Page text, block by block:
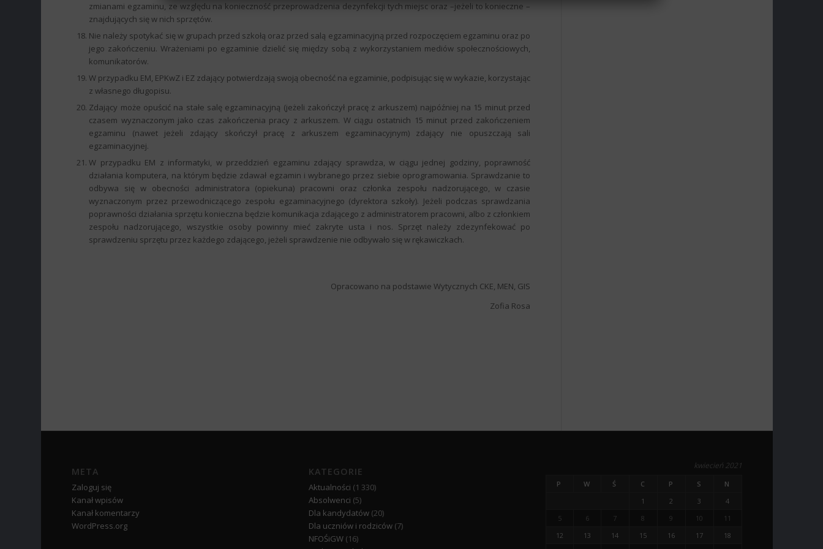
zmianami egzaminu, ze względu na konieczność przeprowadzenia dezynfekcji tych miejsc oraz –jeżeli to konieczne –
znajdujących się w nich sprzętów.
Nie należy spotykać się w grupach przed szkołą oraz przed salą egzaminacyjną przed rozpoczęciem egzaminu oraz po
jego zakończeniu. Wrażeniami po egzaminie dzielić się między sobą z wykorzystaniem mediów społecznościowych,
komunikatorów.
W przypadku EM, EPKwZ i EZ zdający potwierdzają swoją obecność na egzaminie, podpisując się w wykazie, korzystając
z własnego długopisu.
Zdający może opuścić na stałe salę egzaminacyjną (jeżeli zakończył pracę z arkuszem) najpóźniej na 15 minut przed
czasem wyznaczonym jako czas zakończenia pracy z arkuszem. W ciągu ostatnich 15 minut przed zakończeniem
egzaminu (nawet jeżeli zdający skończył pracę z arkuszem egzaminacyjnym) zdający nie opuszczają sali
egzaminacyjnej.
W przypadku EM z informatyki, w przeddzień egzaminu zdający sprawdza, w ciągu jednej godziny, poprawność
działania komputera, na którym będzie zdawał egzamin i wybranego przez siebie oprogramowania. Sprawdzanie to
odbywa się w obecności administratora (opiekuna) pracowni oraz członka zespołu nadzorującego, w czasie
wyznaczonym przez przewodniczącego zespołu egzaminacyjnego (dyrektora szkoły). Jeżeli podczas sprawdzania
poprawności działania sprzętu konieczna będzie komunikacja zdającego z administratorem pracowni, albo z członkiem
zespołu nadzorującego, wszystkie osoby powinny mieć zakryte usta i nos. Sprzęt należy zdezynfekować po
sprawdzeniu sprzętu przez każdego zdającego, jeżeli sprawdzenie nie odbywało się w rękawiczkach.
Opracowano na podstawie Wytycznych CKE, MEN, GIS
Zofia Rosa
META
Zaloguj się
Kanał wpisów
Kanał komentarzy
WordPress.org
KATEGORIE
Aktualności (1 330)
Absolwenci (5)
Dla kandydatów(20)
Dla uczniów i rodziców(7)
NFOŚiGW(16)
kwiecień 2021
P W Ś C P S
N
1
2 3
4
5
6 7 8 9 10
11
12
13 14 15 16 17
18